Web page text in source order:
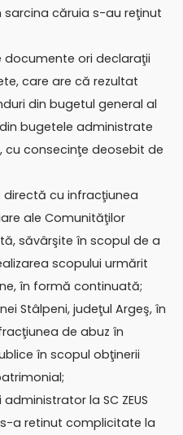
sarcina căruia s-au reţinut
documente ori declaraţii
care are că rezultat
din bugetul general al
bugetele administrate
cu consecinţe deosebit de
cu infracţiunea
ale Comunităţilor
săvârşite în scopul de a
scopului urmărit
în formă continuată;
Stâlpeni, judeţul Argeş, în
de abuz în
în scopul obţinerii
administrator la SC ZEUS
s-a retinut complicitate la